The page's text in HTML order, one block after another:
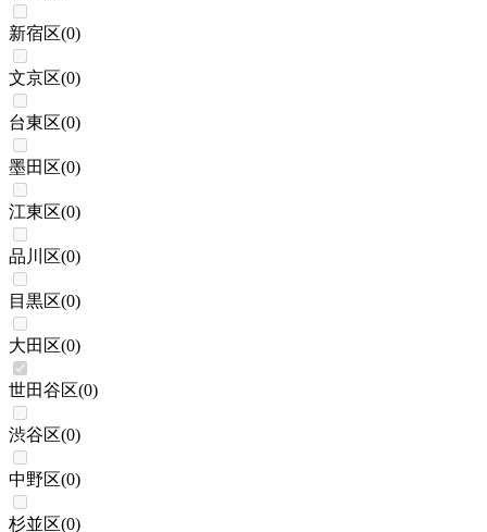
新宿区(0)
文京区(0)
台東区(0)
墨田区(0)
江東区(0)
品川区(0)
目黒区(0)
大田区(0)
世田谷区(0)
渋谷区(0)
中野区(0)
杉並区(0)